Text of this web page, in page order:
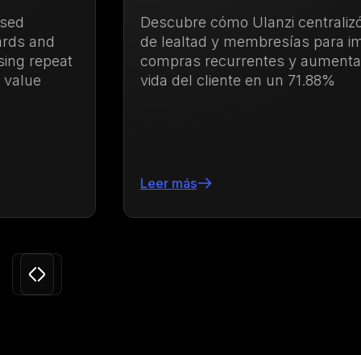
Descubre cómo Ulanzi centralizó la gestión
de lealtad y membresías para impulsar las
compras recurrentes y aumentar el valor de
vida del cliente en un 71.88%